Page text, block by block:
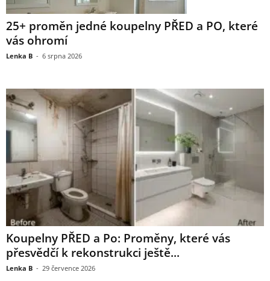
25+ proměn jedné koupelny PŘED a PO, které
vás ohromí
Lenka B - 6 srpna 2026
Koupelny PŘED a Po: Proměny, které vás
přesvědčí k rekonstrukci ještě...
Lenka B - 29 července 2026